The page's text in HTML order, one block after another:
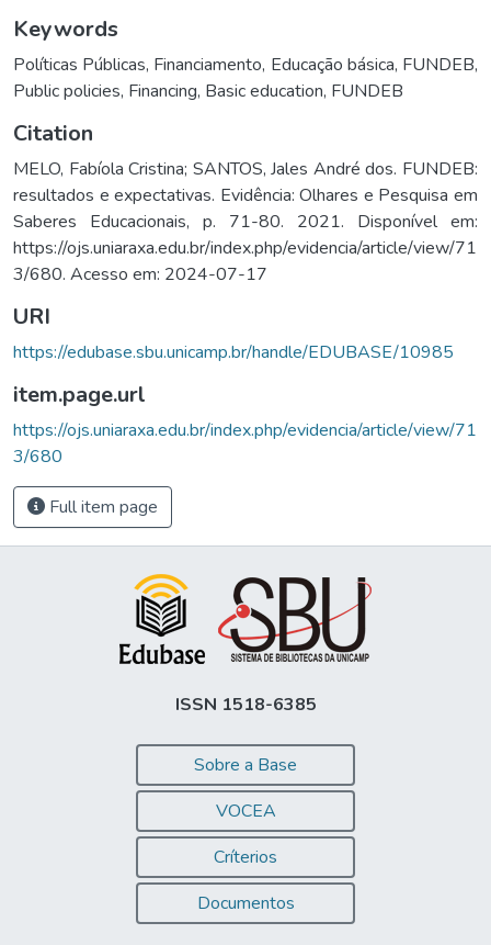
Keywords
Políticas Públicas, Financiamento, Educação básica, FUNDEB,
Public policies, Financing, Basic education, FUNDEB
Citation
MELO, Fabíola Cristina; SANTOS, Jales André dos. FUNDEB:
resultados e expectativas. Evidência: Olhares e Pesquisa em
Saberes Educacionais, p. 71-80. 2021. Disponível em:
https://ojs.uniaraxa.edu.br/index.php/evidencia/article/view/71
3/680. Acesso em: 2024-07-17
URI
https://edubase.sbu.unicamp.br/handle/EDUBASE/10985
item.page.url
https://ojs.uniaraxa.edu.br/index.php/evidencia/article/view/71
3/680
Full item page
ISSN 1518-6385
Sobre a Base
VOCEA
Críterios
Documentos